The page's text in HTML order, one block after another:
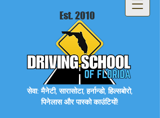
सेवा: मैनेटी, सारासोटा, हर्नान्डो, हिल्सबोरो,
पिनेलास और पास्को काउंटियों!
Est. 2010